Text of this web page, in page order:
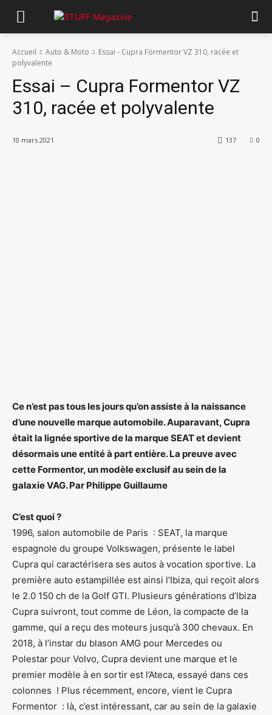
Accueil Auto & Moto
Essai - Cupra Formentor VZ 310, racée et
polyvalente
Essai – Cupra Formentor VZ
310, racée et polyvalente
10 mars 2021 0
137
Ce n’est pas tous les jours qu’on assiste à la naissance
d’une nouvelle marque automobile. Auparavant, Cupra
était la lignée sportive de la marque SEAT et devient
désormais une entité à part entière. La preuve avec
cette Formentor, un modèle exclusif au sein de la
galaxie VAG. Par Philippe Guillaume
C’est quoi ?
1996, salon automobile de Paris : SEAT, la marque
espagnole du groupe Volkswagen, présente le label
Cupra qui caractérisera ses autos à vocation sportive. La
première auto estampillée est ainsi l’Ibiza, qui reçoit alors
le 2.0 150 ch de la Golf GTI. Plusieurs générations d’Ibiza
Cupra suivront, tout comme de Léon, la compacte de la
gamme, qui a reçu des moteurs jusqu’à 300 chevaux. En
2018, à l’instar du blason AMG pour Mercedes ou
Polestar pour Volvo, Cupra devient une marque et le
premier modèle à en sortir est l’Ateca, essayé dans ces
colonnes ! Plus récemment, encore, vient le Cupra
Formentor : là, c’est intéressant, car au sein de la galaxie